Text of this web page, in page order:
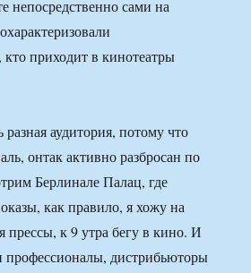
непосредственно сами на
приходит в кинотеатры
аудитория, потому что
онтак активно разбросан по
Берлинале Палац, где
как правило, я хожу на
прессы, к 9 утра бегу в кино. И
профессионалы, дистрибьюторы